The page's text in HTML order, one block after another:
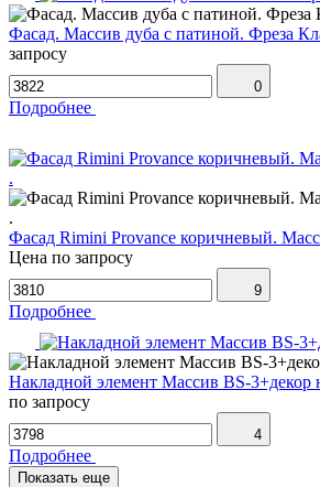
Фасад. Массив дуба с патиной. Фреза
запросу
0
Подробнее
Фасад Rimini Provance коричневый.
Цена по запросу
9
Подробнее
Накладной элемент Массив BS-3+декор
по запросу
4
Подробнее
Показать еще